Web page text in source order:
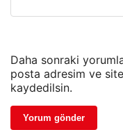
Daha sonraki
posta adresim ve
kaydedilsin.